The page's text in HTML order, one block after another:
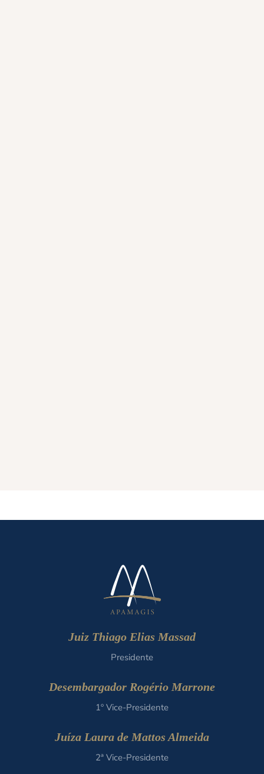
Juiz Thiago Elias Massad
Presidente
Desembargador Rogério Marrone
1º Vice-Presidente
Juíza Laura de Mattos Almeida
2ª Vice-Presidente